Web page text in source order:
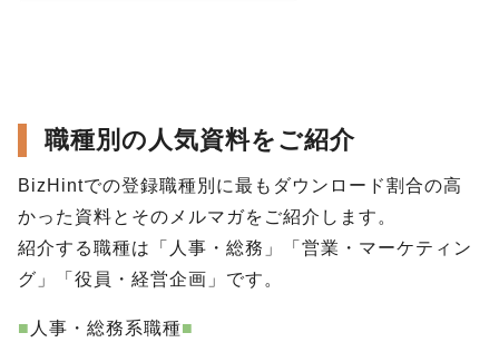
職種別の人気資料をご紹介
BizHintでの登録職種別に最もダウンロード割合の高
かった資料とそのメルマガをご紹介します。
紹介する職種は「人事・総務」「営業・ マーケティン
グ」「役員・経営企画」です。
■ 人事・総務系職種■